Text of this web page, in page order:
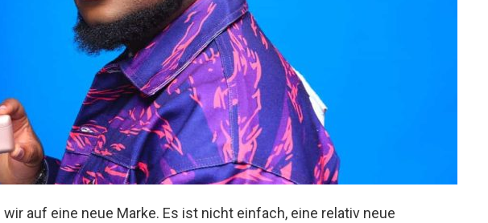
auf eine neue Marke. Es ist nicht einfach, eine relativ neue